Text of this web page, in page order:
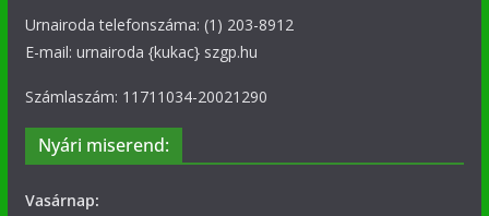
Urnairoda telefonszáma: (1) 203-8912
E-mail: urnairoda {kukac} szgp.hu
Számlaszám: 11711034-20021290
Nyári miserend:
Vasárnap: